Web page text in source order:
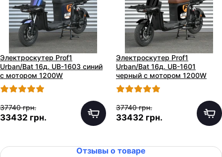
Электроскутер Prof1
Urban/Bat 16д. UB-1603 синий
с мотором 1200W
37740 грн.
33432 грн.
Электроскутер Prof1
Urban/Bat 16д. UB-1601
черный с мотором 1200W
37740 грн.
33432 грн.
Отзывы о товаре